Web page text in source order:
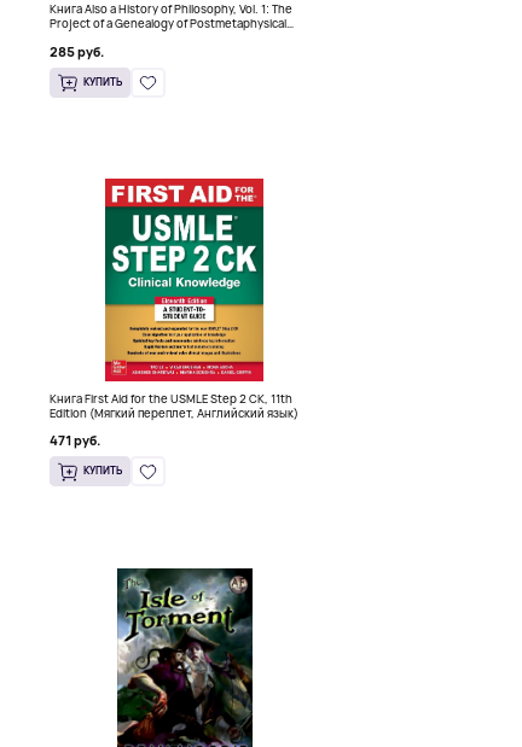
Книга Also a History of Philosophy, Vol. 1: The
Project of a Genealogy of Postmetaphysical
285 руб.
КУПИТЬ
Книга First Aid for the USMLE Step 2 CK, 11th
Edition (Мягкий переплет, Английский язык)
471 руб.
КУПИТЬ